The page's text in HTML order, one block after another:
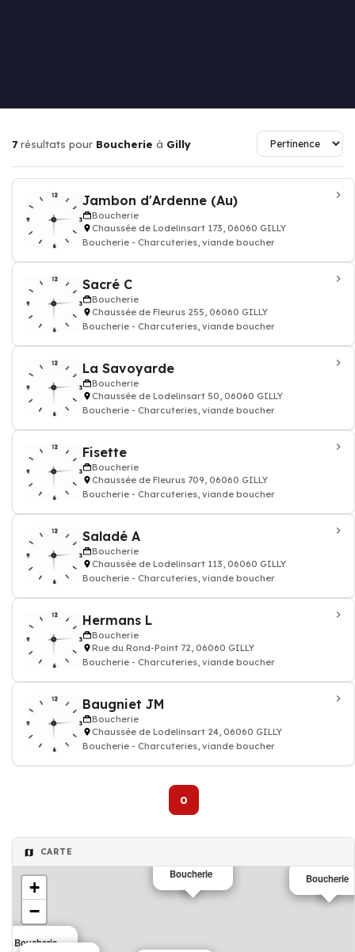
7 résultats pour Boucherie à Gilly
Jambon d'Ardenne (Au)
Boucherie
Chaussée de Lodelinsart 173, 06060 GILLY
Boucherie - Charcuteries, viande boucher
Sacré C
Boucherie
Chaussée de Fleurus 255, 06060 GILLY
Boucherie - Charcuteries, viande boucher
La Savoyarde
Boucherie
Chaussée de Lodelinsart 50, 06060 GILLY
Boucherie - Charcuteries, viande boucher
Fisette
Boucherie
Chaussée de Fleurus 709, 06060 GILLY
Boucherie - Charcuteries, viande boucher
Saladé A
Boucherie
Chaussée de Lodelinsart 113, 06060 GILLY
Boucherie - Charcuteries, viande boucher
Hermans L
Boucherie
Rue du Rond-Point 72, 06060 GILLY
Boucherie - Charcuteries, viande boucher
Baugniet JM
Boucherie
Chaussée de Lodelinsart 24, 06060 GILLY
Boucherie - Charcuteries, viande boucher
0
CARTE
Boucherie
Boucherie
Boucherie
+
−